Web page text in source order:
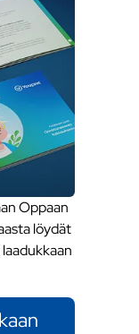
Oppaan
löydät